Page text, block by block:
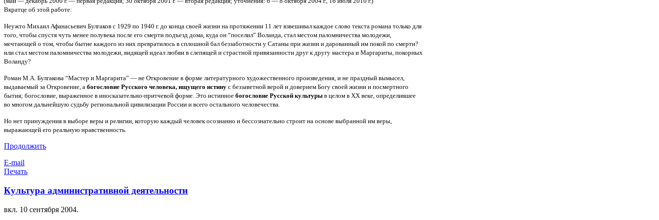
Вкратце об этой работе:
Неужто Михаил Афанасьевич Булгаков с 1929 по 1940 г. до конца своей жизни на протяжении 11 лет взвешивал каждое слово текста романа только для
того, чтобы спустя чуть менее полувека после его смерти подъезд дома, куда он “поселил” Воланда, стал местом паломничества молодежи,
мечтающей о том, чтобы бытие каждого из них превратилось в сплошной бал беззаботности у Сатаны при жизни и дарованный им покой по смерти?
или стал местом паломничества молодежи, видящей идеал любви в слепящей и страстной привязан­ности друг к другу мастера и Маргариты, покорных
Воланду?
Роман М.А. Булгакова “Мастер и Маргарита” — не Откровение в форме литературного художественного произведения, и не праздный вымысел,
выдаваемый за Откровение, а богословие Русского человека, ищущего истину с беззаветной верой и доверием Богу своей жизни и посмертного
бытия; богословие, выраженное в иносказательно-притчевой форме. Это истинное богословие Русской культуры в целом в ХХ веке, определившее
во многом дальнейшую судьбу региональной цивилизации России и всего остального человечества.
Но нет принуждения в выборе веры и религии, которую каждый человек осознанно и бессознательно строит на основе выбранной им веры,
выражающей его реальную нравственность.
Продолжить
E-mail
Печать
Культура административной деятельности
вкл. 10 сентября 2004.